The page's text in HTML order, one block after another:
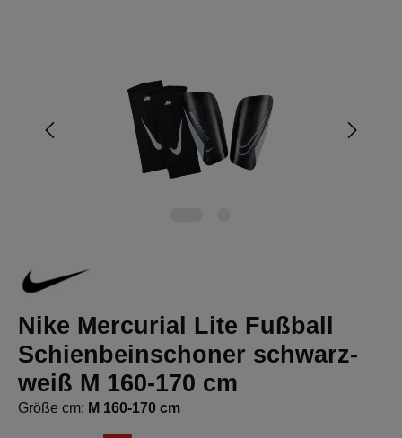
Nike Mercurial Lite Fußball
Schienbeinschoner schwarz-
weiß M 160-170 cm
Größe cm: M 160-170 cm